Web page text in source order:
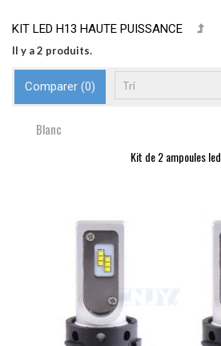
KIT LED H13 HAUTE PUISSANCE
Il y a 2 produits.
Comparer (0)
Blanc
Kit de 2 ampoules led...